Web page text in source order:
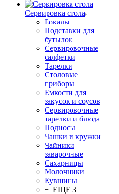
Сервировка стола
Бокалы
Подставки для
бутылок
Сервировочные
салфетки
Тарелки
Столовые
приборы
Емкости для
закусок и соусов
Сервировочные
тарелки и блюда
Подносы
Чашки и кружки
Чайники
заварочные
Сахарницы
Молочники
Кувшины
+ ЕЩЕ 3